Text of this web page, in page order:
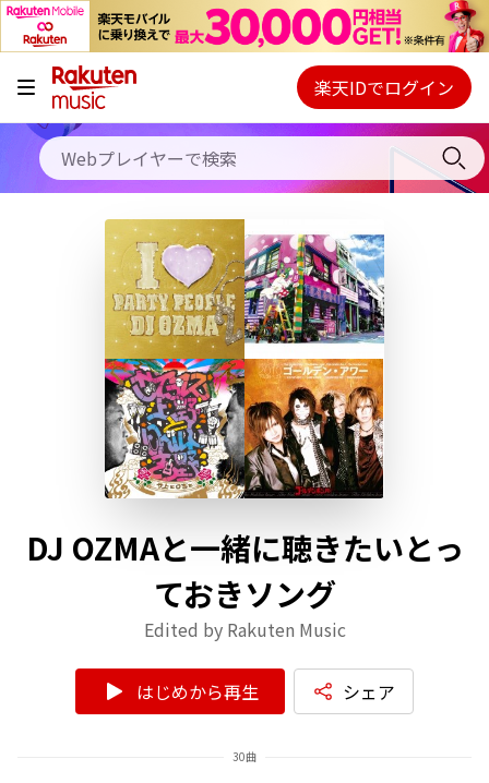
キャンペーン
料金プラン
使い方
初回30日間無料お試し
Webプレイヤー
ご契約内容の確認・変更
楽天IDでログイン
DJ OZMAと一緒に聴きたいとっ
ておきソング
Edited by Rakuten Music
はじめから再生 シェア
30曲